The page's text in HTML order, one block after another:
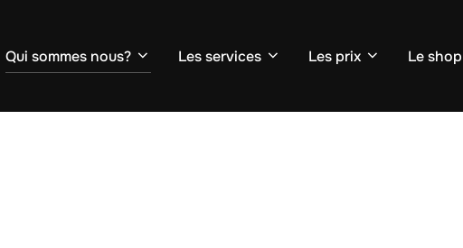
Qui sommes nous? Les services Les prix Le shop